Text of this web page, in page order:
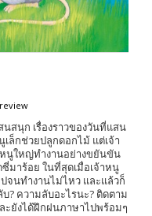
สนุก เรื่องราวของวันที่แสน
ล็กช่วยปลูกดอกไม้ แต่เจ้า
หนูใหญ่ทำงานอย่างขยันขัน
ซี่มาร้อย ในที่สุดเมื่อเจ้าหนู
จนทำงานไม่ไหว และแล้วก็
บ? ความลับอะไรนะ? ติดตาม
ะยังได้ฝึกฝนภาษาไปพร้อมๆ